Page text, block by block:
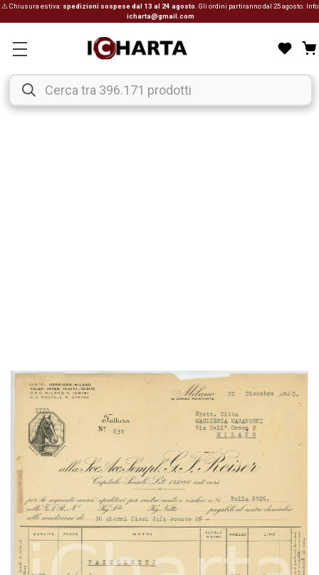
⚠ Chiusura estiva: spedizioni sospese dal 13 al 24 agosto . Gli ordini partiranno dal 25 agosto. Info:
icharta@gmail.com